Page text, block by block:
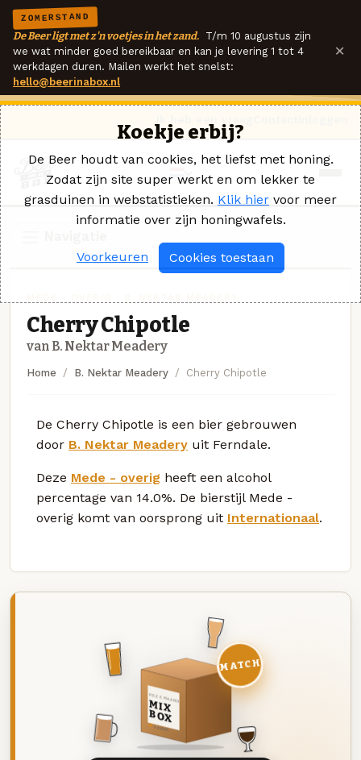
ZOMERSTAND
De Beer ligt met z'n voetjes in het zand. T/m 10 augustus zijn
we wat minder goed bereikbaar en kan je levering 1 tot 4
werkdagen duren. Mailen werkt het snelst:
hello@beerinabox.nl
×
Cherry Chipotle
van B. Nektar Meadery
Home B. Nektar Meadery Cherry Chipotle
De Cherry Chipotle is een bier gebrouwen
door B. Nektar Meadery uit Ferndale.
Deze Mede - overig heeft een alcohol
percentage van 14.0%. De bierstijl Mede -
overig komt van oorsprong uit Internationaal.
DEZE MAAND
MIX
BOX
8 BIEREN
MATCH
Koekje erbij?
De Beer houdt van cookies, het liefst met honing.
Zodat zijn site super werkt en om lekker te
grasduinen in webstatistieken. Klik hier voor meer
informatie over zijn honingwafels.
Voorkeuren Cookies toestaan